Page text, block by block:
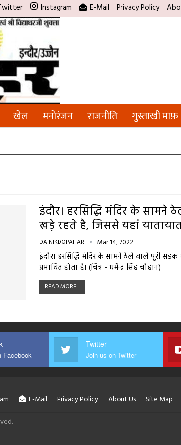
Instagram E-Mail Privacy Policy
खेल मनोरंजन राजनीति गुस्ताखी माफ़
इंदौर। हरसिद्धि मंदिर के
खड़े रहते है, जिससे यहां
DAINIKDOPAHAR Mar 14, 2022
इंदौर। हरसिद्धि मंदिर के सामने ठेले वाले पूरी
प्रभावित होता है। (चित्र - धर्मेन्द्र सिंह चौहान)
READ MORE...
Facebook
Twitter
Join us on Twitter
E-Mail Privacy Policy About Us
Site Map